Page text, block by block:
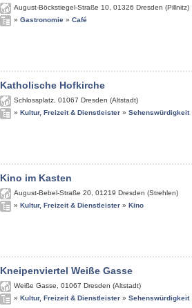
August-Böckstiegel-Straße 10 01326 Dresden (Pillnitz)
» Gastronomie » Café
Katholische Hofkirche
Schlossplatz 01067 Dresden (Altstadt)
» Kultur, Freizeit & Dienstleister » Sehenswürdigkeit
Kino im Kasten
August-Bebel-Straße 20 01219 Dresden (Strehlen)
» Kultur, Freizeit & Dienstleister » Kino
Kneipenviertel Weiße Gasse
Weiße Gasse 01067 Dresden (Altstadt)
» Kultur, Freizeit & Dienstleister » Sehenswürdigkeit